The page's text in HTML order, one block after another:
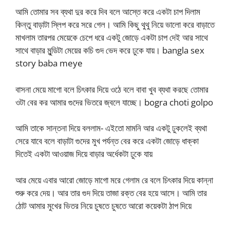
আমি তোমার সব ব্যথা দুর করে দিব বলে আস্তে করে একটা চাপ দিলাম
কিন্তু বাড়াটা স্লিপ করে সরে গেল। আমি কিছু থুথু নিয়ে ভালো করে বাড়াতে
মাখলাম তারপর মেয়েকে চেপে ধরে একটু জোড়ে একটা চাপ দেই আর সাথে
সাথে বাড়ার মুন্ডিটা মেয়ের কচি গুদ ভেদ করে ঢুকে যায়। bangla sex
story baba meye
বাসনা মেয়ে মাগো বলে চিৎকার দিয়ে ওঠে বলে বাবা খুব ব্যথা করছে তোমার
ওটা বের কর আমার গুদের ভিতরে জ্বলে যাচ্ছে। bogra choti golpo
আমি তাকে সান্তনা দিয়ে বললাম- এইতো মামনি আর একটু ঢুকলেই ব্যথা
সেরে যাবে বলে বাড়াটা গুদের মুখ পর্যন্ত বের করে একটা জোড়ে ধাক্কা
দিতেই একটা আওয়াজ দিয়ে বাড়ার অর্ধেকটা ঢুকে যায়
আর মেয়ে এবার আরো জোড়ে মাগো মরে গেলাম রে বলে চিৎকার দিয়ে কান্না
শুরু করে দেয়। আর তার গুদ দিয়ে তাজা রক্ত বের হয়ে আসে। আমি তার
ঠোট আমার মুখের ভিতর নিয়ে চুষতে চুষতে আরো কয়েকটা ঠাপ দিয়ে